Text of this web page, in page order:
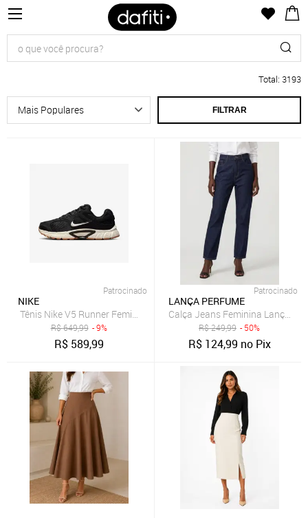
Total: 3193
FILTRAR
Patrocinado
NIKE
Tênis Nike V5 Runner Feminino
R$649,99 - 9%
R$ 589,99
Patrocinado
LANÇA PERFUME
Calça Jeans Feminina Lança
R$249,99 - 50%
R$ 124,99 no Pix